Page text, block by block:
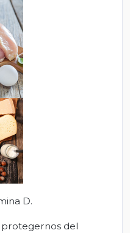
D.
protegernos del